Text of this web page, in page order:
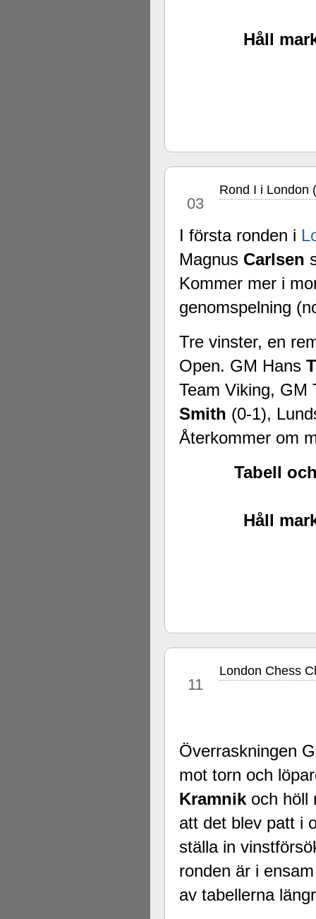
Håll
03
Rond I i
I första ronden i
Magnus Carlsen
Kommer mer i
genomspelning
Tre vinster, en
Open. GM Hans
Team Viking, GM
Smith (0-1),
Återkommer om
Tabell
Håll
11
London Chess
Överraskningen
mot torn och
Kramnik och höll
att det blev patt i
ställa in
ronden är i
av tabellerna